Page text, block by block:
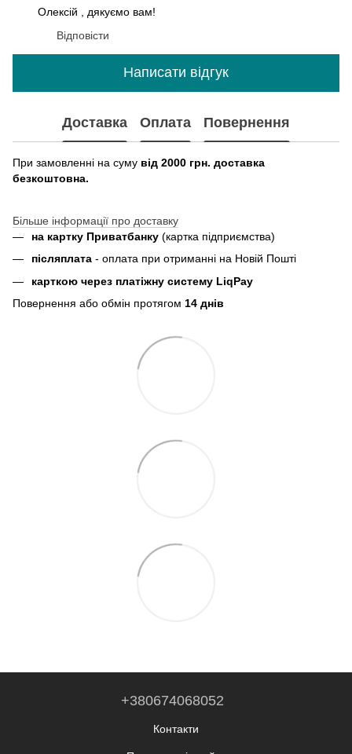
Олексій , дякуємо вам!
Відповісти
Написати відгук
Доставка Оплата Повернення
При замовленні на суму від 2000 грн. доставка
безкоштовна.
Більше інформації про доставку
на картку Приватбанку (картка підприємства)
пiсляплата - оплата при отриманнi на Новій Пошті
карткою через платіжну систему LiqPay
Повернення або обмін протягом 14 днів
+380674068052
Контакти